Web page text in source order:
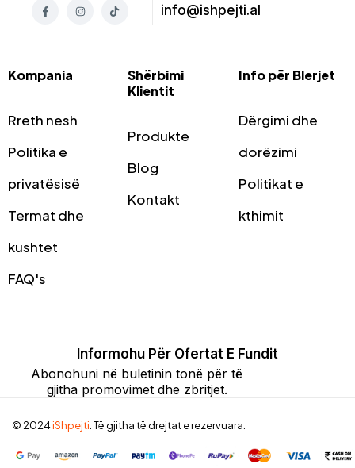
info@ishpejti.al
Kompania
Rreth nesh
Politika e
privatësisë
Termat dhe
kushtet
FAQ's
Shërbimi
Klientit
Produkte
Blog
Kontakt
Info për Blerjet
Dërgimi dhe
dorëzimi
Politikat e
kthimit
Informohu Për Ofertat E Fundit
Abonohuni në buletinin tonë për të
gjitha promovimet dhe zbritjet.
© 2024iShpejti. Të gjitha të drejtat e rezervuara.